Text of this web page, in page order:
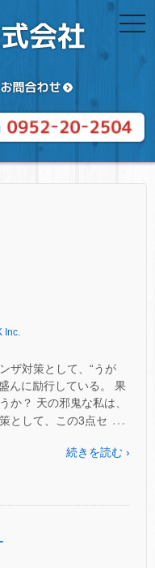
Inc.
ザ対策として、“うが
んに励行している。 果
か？ 天の邪鬼な私は、
として、この3点セ …
続きを読む ›